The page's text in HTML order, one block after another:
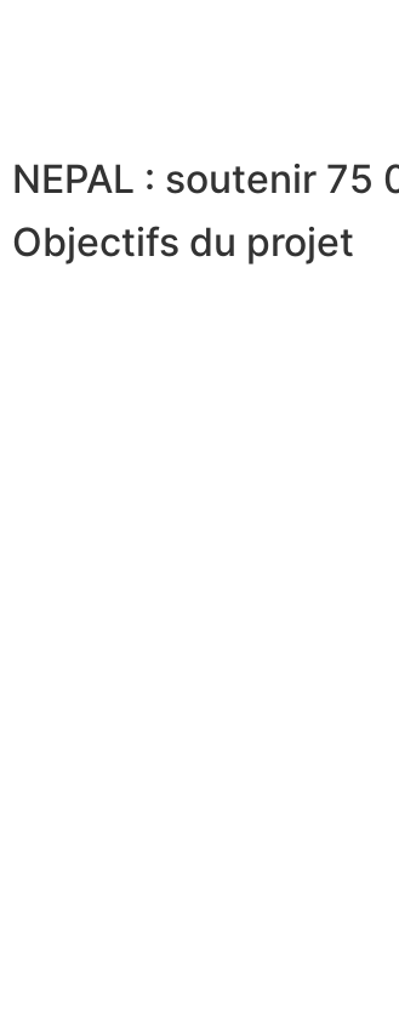
NEPAL : soutenir
Objectifs du projet